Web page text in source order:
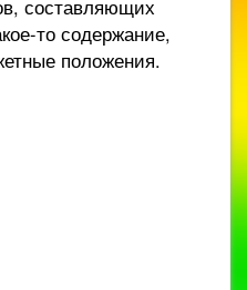
составляющих
то содержание,
положения.